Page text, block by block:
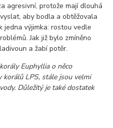
agresivní, protože mají dlouhá
aby bodla a obtěžovala
jedna výjimka: rostou vedle
Jak již bylo zmíněno
a žabí potěr.
Euphyllia o něco
korálů LPS, stále jsou velmi
Důležitý je také dostatek